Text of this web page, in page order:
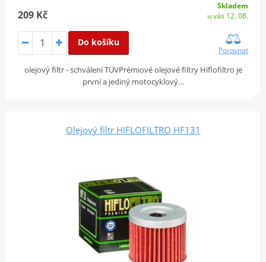
209 Kč
Skladem
u vás 12. 08.
Do košíku
Porovnat
olejový filtr - schválení TÜVPrémiové olejové filtry Hiflofiltro je
první a jediný motocyklový…
Olejový filtr HIFLOFILTRO HF131